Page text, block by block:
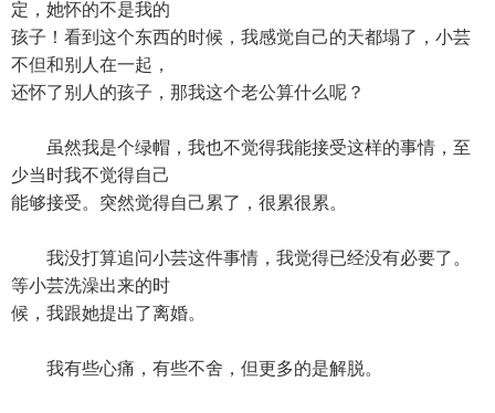
定，她怀的不是我的
孩子！看到这个东西的时候，我感觉自己的天都塌了，小芸
不但和别人在一起，
还怀了别人的孩子，那我这个老公算什么呢？
虽然我是个绿帽，我也不觉得我能接受这样的事情，至
少当时我不觉得自己
能够接受。突然觉得自己累了，很累很累。
我没打算追问小芸这件事情，我觉得已经没有必要了。
等小芸洗澡出来的时
候，我跟她提出了离婚。
我有些心痛，有些不舍，但更多的是解脱。